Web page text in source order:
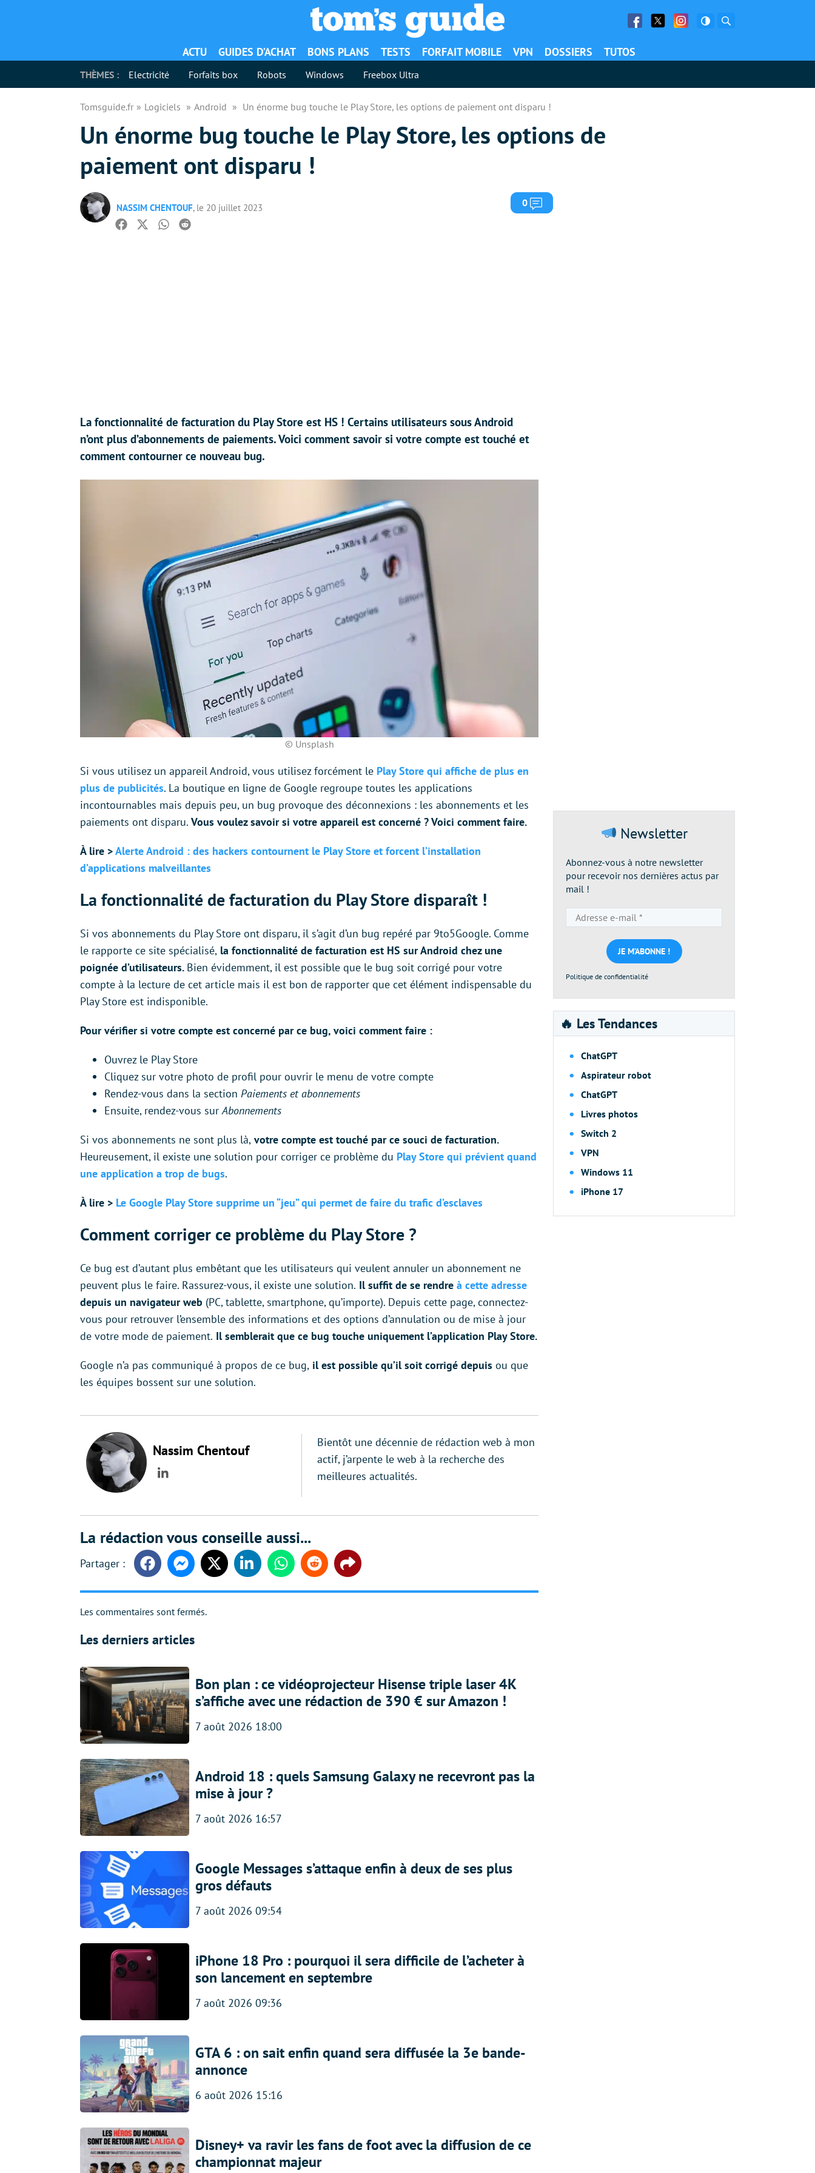
Facebook
Twitter Facebook
ACTU GUIDES D’ACHAT BONS PLANS TESTS FORFAIT MOBILE VPN DOSSIERS TUTOS
THÈMES : Electricité Forfaits box Robots Windows Freebox Ultra
Tomsguide.fr Logiciels Android Un énorme bug touche le Play Store, les options de paiement ont disparu !
Un énorme bug touche le Play Store, les options de
paiement ont disparu !
NASSIM CHENTOUF, le 20 juillet 2023 0 Commentaires
Facebook
TwitterWhatsapp
Reddit
La fonctionnalité de facturation du Play Store est HS ! Certains utilisateurs sous Android
n’ont plus d’abonnements de paiements. Voici comment savoir si votre compte est touché et
comment contourner ce nouveau bug.
© Unsplash
Si vous utilisez un appareil Android, vous utilisez forcément le Play Store qui affiche de plus en
plus de publicités. La boutique en ligne de Google regroupe toutes les applications
incontournables mais depuis peu, un bug provoque des déconnexions : les abonnements et les
paiements ont disparu. Vous voulez savoir si votre appareil est concerné ? Voici comment faire.
À lire >Alerte Android : des hackers contournent le Play Store et forcent l’installation
d’applications malveillantes
La fonctionnalité de facturation du Play Store disparaît !
Si vos abonnements du Play Store ont disparu, il s’agit d’un bug repéré par 9to5Google. Comme
le rapporte ce site spécialisé, la fonctionnalité de facturation est HS sur Android chez une
poignée d’utilisateurs. Bien évidemment, il est possible que le bug soit corrigé pour votre
compte à la lecture de cet article mais il est bon de rapporter que cet élément indispensable du
Play Store est indisponible.
Pour vérifier si votre compte est concerné par ce bug, voici comment faire :
Ouvrez le Play Store
Cliquez sur votre photo de profil pour ouvrir le menu de votre compte
Rendez-vous dans la section Paiements et abonnements
Ensuite, rendez-vous surAbonnements
Si vos abonnements ne sont plus là, votre compte est touché par ce souci de facturation.
Heureusement, il existe une solution pour corriger ce problème du Play Store qui prévient quand
une application a trop de bugs.
À lire > Le Google Play Store supprime un “jeu” qui permet de faire du trafic d’esclaves
Comment corriger ce problème du Play Store ?
Ce bug est d’autant plus embêtant que les utilisateurs qui veulent annuler un abonnement ne
peuvent plus le faire. Rassurez-vous, il existe une solution. Il suffit de se rendre à cette adresse
depuis un navigateur web (PC, tablette, smartphone, qu’importe). Depuis cette page, connectez-
vous pour retrouver l’ensemble des informations et des options d’annulation ou de mise à jour
de votre mode de paiement. Il semblerait que ce bug touche uniquement l’application Play Store.
Google n’a pas communiqué à propos de ce bug, il est possible qu’il soit corrigé depuis ou que
les équipes bossent sur une solution.
Nassim Chentouf
LinkedIn
Bientôt une décennie de rédaction web à mon
actif, j’arpente le web à la recherche des
meilleures actualités.
La rédaction vous conseille aussi...
FacebookMessengerTwitter LinkedinWhatsappReddit Share
Les commentaires sont fermés.
Les derniers articles
Bon plan : ce vidéoprojecteur Hisense triple laser 4K
s’affiche avec une rédaction de 390 € sur Amazon !
7 août 2026 18:00
Android 18 : quels Samsung Galaxy ne recevront pas la
mise à jour ?
7 août 2026 16:57
Google Messages s’attaque enfin à deux de ses plus
gros défauts
7 août 2026 09:54
iPhone 18 Pro : pourquoi il sera difficile de l’acheter à
son lancement en septembre
7 août 2026 09:36
GTA 6 : on sait enfin quand sera diffusée la 3e bande-
annonce
6 août 2026 15:16
Disney+ va ravir les fans de foot avec la diffusion de ce
championnat majeur
Newsletter
Abonnez-vous à notre newsletter
pour recevoir nos dernières actus par
mail !
e-
mail
*
Politique de confidentialité
🔥 Les Tendances
ChatGPT
Aspirateur robot
ChatGPT
Livres photos
Switch 2
VPN
Windows 11
iPhone 17